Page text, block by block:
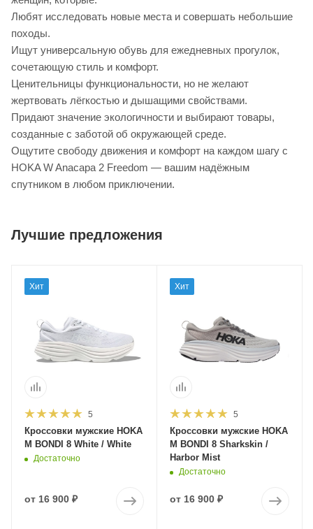
Любят исследовать новые места и совершать небольшие
походы.
Ищут универсальную обувь для ежедневных прогулок,
сочетающую стиль и комфорт.
Ценительницы функциональности, но не желают
жертвовать лёгкостью и дышащими свойствами.
Придают значение экологичности и выбирают товары,
созданные с заботой об окружающей среде.
Ощутите свободу движения и комфорт на каждом шагу с
HOKA W Anacapa 2 Freedom — вашим надёжным
спутником в любом приключении.
Лучшие предложения
Хит
5
Кроссовки мужские HOKA
M BONDI 8 White / White
Достаточно
от 16 900 ₽
Хит
5
Кроссовки мужские HOKA
M BONDI 8 Sharkskin /
Harbor Mist
Достаточно
от 16 900 ₽